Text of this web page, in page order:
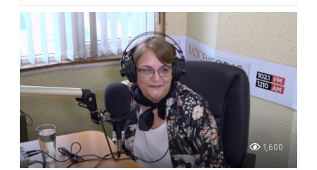
1,600